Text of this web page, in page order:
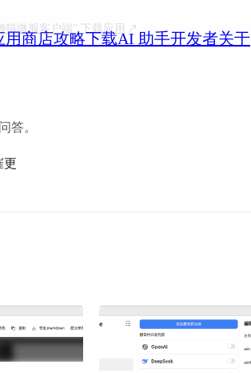
用商店攻略下载AI 助手开发者关于
猫微服客户端”下载应用
答。
更